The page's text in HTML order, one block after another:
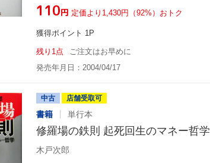
¥110円 定価より1,430円（92%）おトク
獲得ポイント 1P
残り1点
ご注文はお早めに
発売年月日：2004/04/17
中古 店舗受取可
書籍 単行本
修羅場の鉄則 起死回生のマネー哲学
木戸次郎